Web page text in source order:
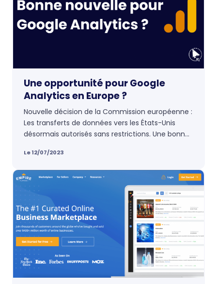
Une opportunité pour Google
Analytics en Europe ?
Le 12/07/2023
Nouvelle décision de la Commission européenne :
Les transferts de données vers les États-Unis
désormais autorisés sans restrictions. Une bonne